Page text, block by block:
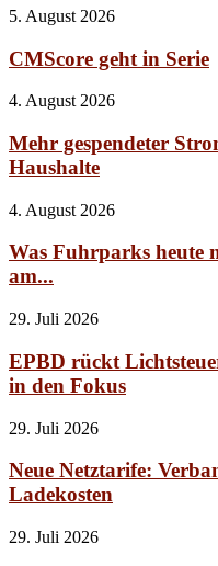
5. August 2026
CMScore geht in Serie
4. August 2026
Mehr gespendeter
Haushalte
4. August 2026
Was Fuhrparks heute
am...
29. Juli 2026
EPBD rückt
in den Fokus
29. Juli 2026
Neue Netztarife:
Ladekosten
29. Juli 2026